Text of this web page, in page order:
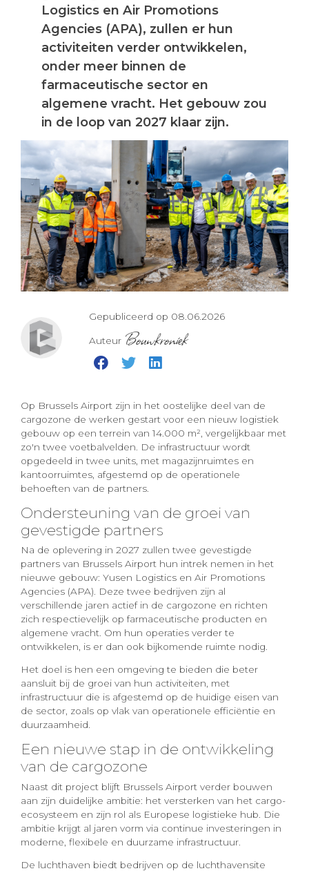
Logistics en Air Promotions
Agencies (APA), zullen er hun
activiteiten verder ontwikkelen,
onder meer binnen de
farmaceutische sector en
algemene vracht. Het gebouw zou
in de loop van 2027 klaar zijn.
Gepubliceerd op 08.06.2026
Auteur Bouwkroniek
Op Brussels Airport zijn in het oostelijke deel van de
cargozone de werken gestart voor een nieuw logistiek
gebouw op een terrein van 14.000 m², vergelijkbaar met
zo'n twee voetbalvelden. De infrastructuur wordt
opgedeeld in twee units, met magazijnruimtes en
kantoorruimtes, afgestemd op de operationele
behoeften van de partners.
Ondersteuning van de groei van
gevestigde partners
Na de oplevering in 2027 zullen twee gevestigde
partners van Brussels Airport hun intrek nemen in het
nieuwe gebouw: Yusen Logistics en Air Promotions
Agencies (APA). Deze twee bedrijven zijn al
verschillende jaren actief in de cargozone en richten
zich respectievelijk op farmaceutische producten en
algemene vracht. Om hun operaties verder te
ontwikkelen, is er dan ook bijkomende ruimte nodig.
Het doel is hen een omgeving te bieden die beter
aansluit bij de groei van hun activiteiten, met
infrastructuur die is afgestemd op de huidige eisen van
de sector, zoals op vlak van operationele efficiëntie en
duurzaamheid.
Een nieuwe stap in de ontwikkeling
van de cargozone
Naast dit project blijft Brussels Airport verder bouwen
aan zijn duidelijke ambitie: het versterken van het cargo-
ecosysteem en zijn rol als Europese logistieke hub. Die
ambitie krijgt al jaren vorm via continue investeringen in
moderne, flexibele en duurzame infrastructuur.
De luchthaven biedt bedrijven op de luchthavensite